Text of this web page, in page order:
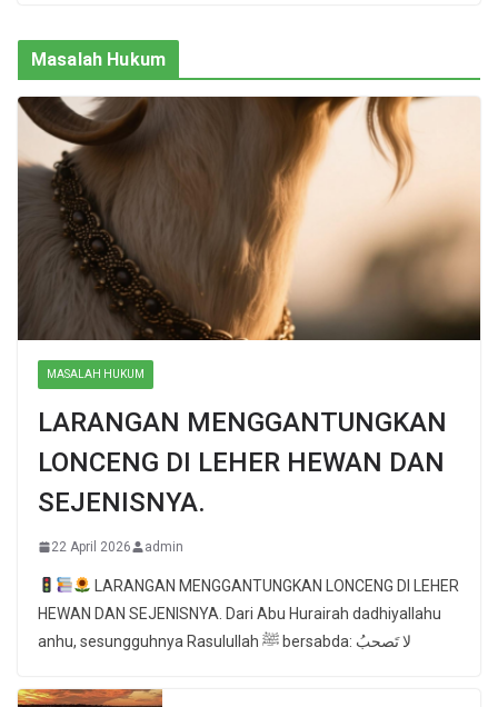
Masalah Hukum
MASALAH HUKUM
LARANGAN MENGGANTUNGKAN
LONCENG DI LEHER HEWAN DAN
SEJENISNYA.
22 April 2026 admin
LARANGAN MENGGANTUNGKAN LONCENG DI LEHER
HEWAN DAN SEJENISNYA. Dari Abu Hurairah dadhiyallahu
anhu, sesungguhnya Rasulullah ﷺ bersabda: لا تَصحبُ